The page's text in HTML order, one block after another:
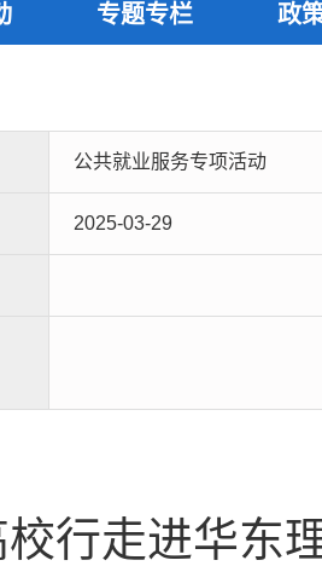
专题专栏 政
公共就业服务专项活动
2025-03-29
行走进华东